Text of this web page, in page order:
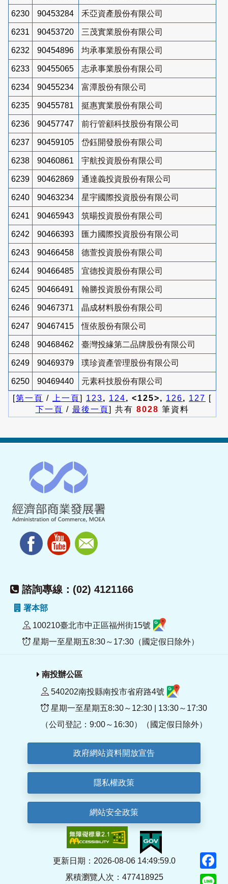
6230 90453284 禾亞資產股份有限公司
6231 90453720 三茂實業股份有限公司
6232 90454896 均承事業股份有限公司
6233 90455065 志承事業股份有限公司
6234 90455234 富潭股份有限公司
6235 90455781 挺惠實業股份有限公司
6236 90457747 前行管顧科技股份有限公司
6237 90459105 岱鈺開發股份有限公司
6238 90460861 宇航投資股份有限公司
6239 90462869 通達義投資股份有限公司
6240 90463234 星宇國際投資股份有限公司
6241 90465943 筑暘投資股份有限公司
6242 90466393 匯力國際投資股份有限公司
6243 90466458 德萱投資股份有限公司
6244 90466485 宜德投資股份有限公司
6245 90466491 翰勝投資股份有限公司
6246 90467371 晶成材料股份有限公司
6247 90467415 恆依股份有限公司
6248 90468462 臺灣投緣第二品牌股份有限公司
6249 90469379 璞珍資產管理股份有限公司
6250 90469440
元素科技股份有限公司
[第一頁 / 上一頁] 123, 124, <125>, 126, 127 [
下一頁 / 最後一頁] 共有 8028 筆資料
諮詢專線：(02) 4121166
署本部
100210臺北市中正區福州街15號
星期一至星期五8:30～17:30（國定假日除外）
南投辦公區
540202南投縣南投市省府路4號
星期一至星期五8:30～12:30 | 13:30～17:30
（公司登記：9:00～16:30）（國定假日除外）
政府網站資料開放宣告
隱私權政策
網站安全政策
更新日期：2026-08-06 14:49:59.0
累積瀏覽人次：477418925